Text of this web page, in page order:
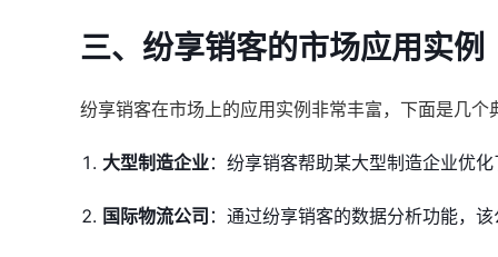
三、纷享销客的市场应用实例
纷享销客在市场上的应用实例非常丰富，下面是几个
大型制造企业：纷享销客帮助某大型制造企业优
国际物流公司 ：通过纷享销客的数据分析功能，